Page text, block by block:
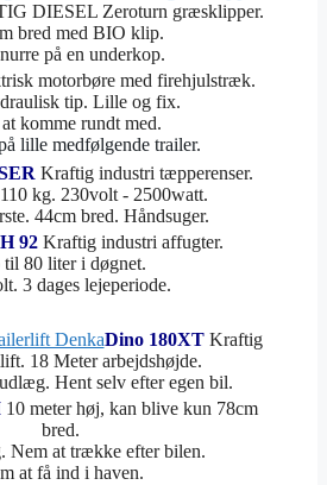
DIESEL Zeroturn græsklipper.
bred med BIO klip.
på en underkop.
motorbøre med firehjulstræk.
tip. Lille og fix.
komme rundt med.
lille medfølgende trailer.
Kraftig industri tæpperenser.
kg. 230volt - 2500watt.
44cm bred. Håndsuger.
92 Kraftig industri affugter.
til 80 liter i døgnet.
3 dages lejeperiode.
Dino 180XT Kraftig
18 Meter arbejdshøjde.
Hent selv efter egen bil.
10 meter høj, kan blive kun 78cm
bred.
Nem at trække efter bilen.
at få ind i haven.